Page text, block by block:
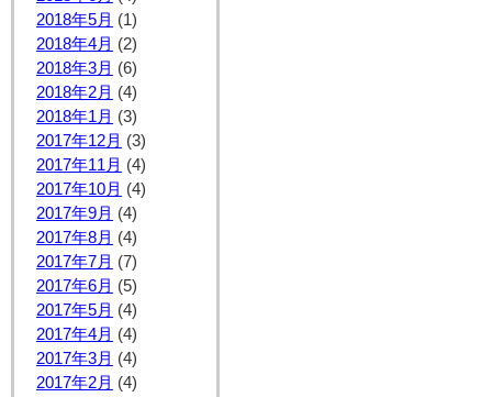
2018年5月 (1)
2018年4月 (2)
2018年3月 (6)
2018年2月 (4)
2018年1月 (3)
2017年12月 (3)
2017年11月 (4)
2017年10月 (4)
2017年9月 (4)
2017年8月 (4)
2017年7月 (7)
2017年6月 (5)
2017年5月 (4)
2017年4月 (4)
2017年3月 (4)
2017年2月 (4)